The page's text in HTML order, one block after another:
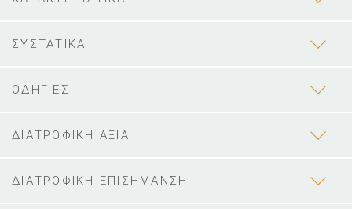
ΣΥΣΤΑΤΙΚΑ
ΟΔΗΓΙΕΣ
ΔΙΑΤΡΟΦΙΚΗ ΑΞΙΑ
ΔΙΑΤΡΟΦΙΚΗ ΕΠΙΣΗΜΑΝΣΗ